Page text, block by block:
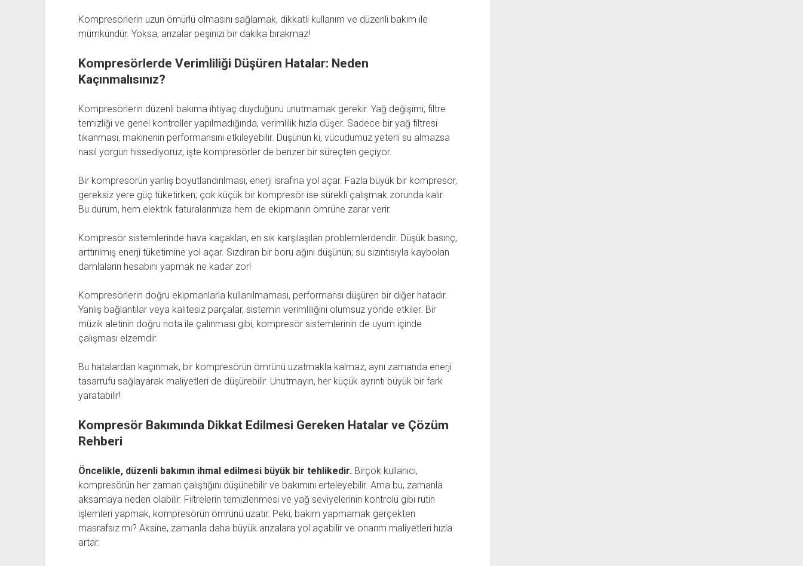
Kompresörlerin uzun ömürlü olmasını sağlamak, dikkatli kullanım ve düzenli bakım ile
mümkündür. Yoksa, arızalar peşinizi bir dakika bırakmaz!
Kompresörlerde Verimliliği Düşüren Hatalar: Neden
Kaçınmalısınız?
Kompresörlerin düzenli bakıma ihtiyaç duyduğunu unutmamak gerekir. Yağ değişimi, filtre
temizliği ve genel kontroller yapılmadığında, verimlilik hızla düşer. Sadece bir yağ filtresi
tıkanması, makinenin performansını etkileyebilir. Düşünün ki, vücudumuz yeterli su almazsa
nasıl yorgun hissediyoruz, işte kompresörler de benzer bir süreçten geçiyor.
Bir kompresörün yanlış boyutlandırılması, enerji israfına yol açar. Fazla büyük bir kompresör,
gereksiz yere güç tüketirken; çok küçük bir kompresör ise sürekli çalışmak zorunda kalır.
Bu durum, hem elektrik faturalarımıza hem de ekipmanın ömrüne zarar verir.
Kompresör sistemlerinde hava kaçakları, en sık karşılaşılan problemlerdendir. Düşük basınç,
arttırılmış enerji tüketimine yol açar. Sızdıran bir boru ağını düşünün; su sızıntısıyla kaybolan
damlaların hesabını yapmak ne kadar zor!
Kompresörlerin doğru ekipmanlarla kullanılmaması, performansı düşüren bir diğer hatadır.
Yanlış bağlantılar veya kalitesiz parçalar, sistemin verimliliğini olumsuz yönde etkiler. Bir
müzik aletinin doğru nota ile çalınması gibi, kompresör sistemlerinin de uyum içinde
çalışması elzemdir.
Bu hatalardan kaçınmak, bir kompresörün ömrünü uzatmakla kalmaz, aynı zamanda enerji
tasarrufu sağlayarak maliyetleri de düşürebilir. Unutmayın, her küçük ayrıntı büyük bir fark
yaratabilir!
Kompresör Bakımında Dikkat Edilmesi Gereken Hatalar ve Çözüm
Rehberi
Öncelikle, düzenli bakımın ihmal edilmesi büyük bir tehlikedir.Birçok kullanıcı,
kompresörün her zaman çalıştığını düşünebilir ve bakımını erteleyebilir. Ama bu, zamanla
aksamaya neden olabilir. Filtrelerin temizlenmesi ve yağ seviyelerinin kontrolü gibi rutin
işlemleri yapmak, kompresörün ömrünü uzatır. Peki, bakım yapmamak gerçekten
masrafsız mı? Aksine, zamanla daha büyük arızalara yol açabilir ve onarım maliyetleri hızla
artar.